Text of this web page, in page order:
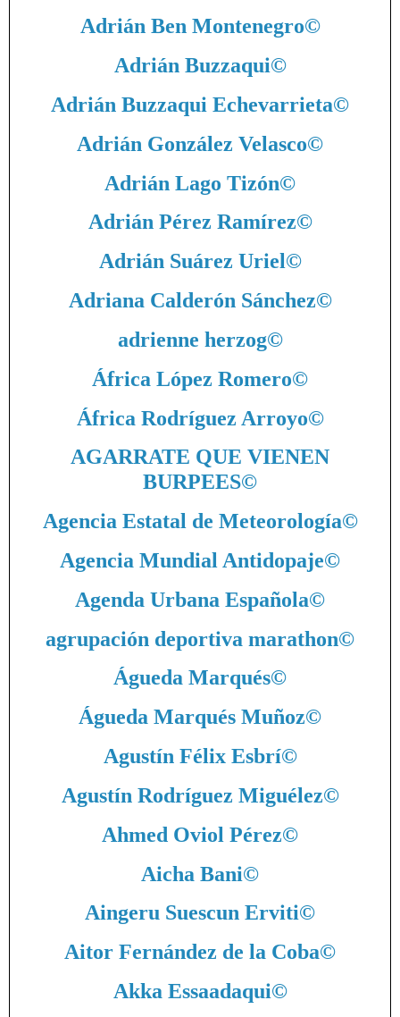
Adrián Ben Montenegro©
Adrián Buzzaqui©
Adrián Buzzaqui Echevarrieta©
Adrián González Velasco©
Adrián Lago Tizón©
Adrián Pérez Ramírez©
Adrián Suárez Uriel ©
Adriana Calderón Sánchez©
adrienne herzog©
África López Romero©
África Rodríguez Arroyo©
AGARRATE QUE VIENEN
BURPEES©
Agencia Estatal de Meteorología©
Agencia Mundial Antidopaje©
Agenda Urbana Española©
agrupación deportiva marathon©
Águeda Marqués©
Águeda Marqués Muñoz©
Agustín Félix Esbrí©
Agustín Rodríguez Miguélez©
Ahmed Oviol Pérez©
Aicha Bani©
Aingeru Suescun Erviti©
Aitor Fernández de la Coba©
Akka Essaadaqui©